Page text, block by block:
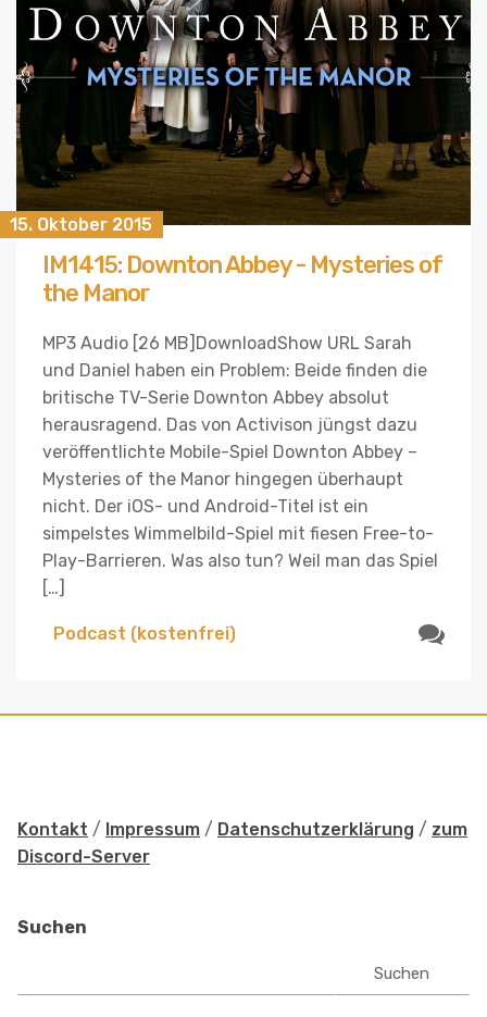
15. Oktober 2015
IM1415: Downton Abbey - Mysteries of
the Manor
MP3 Audio [26 MB]DownloadShow URL Sarah
und Daniel haben ein Problem: Beide finden die
britische TV-Serie Downton Abbey absolut
herausragend. Das von Activison jüngst dazu
veröffentlichte Mobile-Spiel Downton Abbey –
Mysteries of the Manor hingegen überhaupt
nicht. Der iOS- und Android-Titel ist ein
simpelstes Wimmelbild-Spiel mit fiesen Free-to-
Play-Barrieren. Was also tun? Weil man das Spiel
[…]
Podcast (kostenfrei)
Kontakt / Impressum / Datenschutzerklärung / zum
Discord-Server
Suchen
Suchen